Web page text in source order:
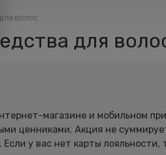
волос
для
магазине и мобильном
ценниками. Акция не
Если у вас нет карты